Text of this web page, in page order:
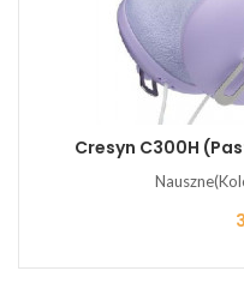
Cresyn C300H